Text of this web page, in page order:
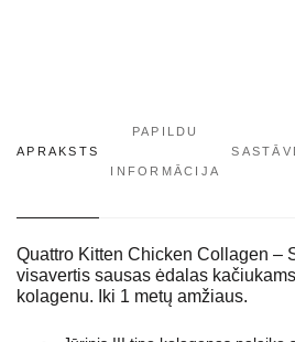
APRAKSTS
PAPILDU
INFORMĀCIJA
Quattro Kitten Chicken Collagen –
visavertis sausas ėdalas kačiukams
kolagenu. Iki 1 metų amžiaus.